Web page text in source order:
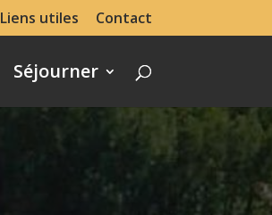
Liens utiles Contact
Séjourner